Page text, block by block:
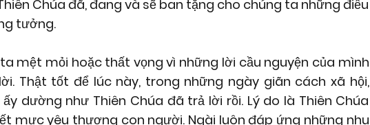
Chúa đã, đang và sẽ ban tặng cho chúng ta những điều
tưởng.
mệt mỏi hoặc thất vọng vì những lời cầu nguyện của mình
Thật tốt để lúc này, trong những ngày giãn cách xã hội,
dường như Thiên Chúa đã trả lời rồi. Lý do là Thiên Chúa
mực yêu thương con người. Ngài luôn đáp ứng những nhu